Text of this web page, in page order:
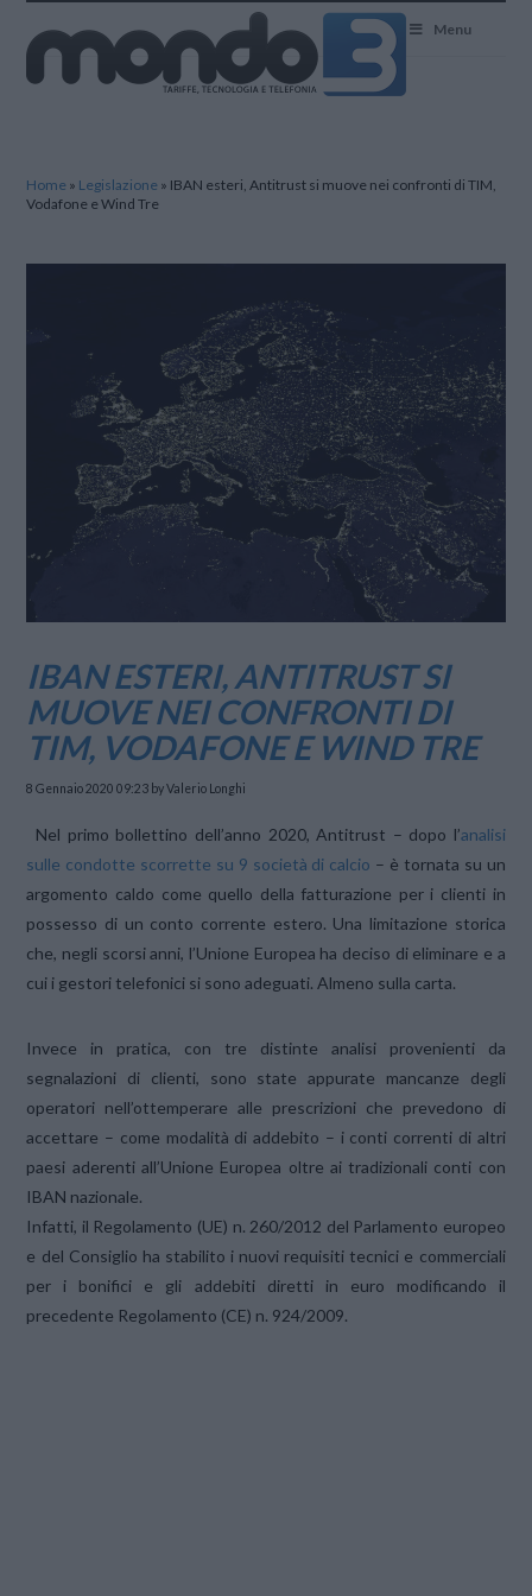
Menu
Home » Legislazione » IBAN esteri, Antitrust si muove nei confronti di TIM,
Vodafone e Wind Tre
IBAN ESTERI, ANTITRUST SI
MUOVE NEI CONFRONTI DI
TIM, VODAFONE E WIND TRE
8 Gennaio 2020 09:23 by Valerio Longhi
Nel primo bollettino dell’anno 2020, Antitrust – dopo l’analisi
sulle condotte scorrette su 9 società di calcio – è tornata su un
argomento caldo come quello della fatturazione per i clienti in
possesso di un conto corrente estero. Una limitazione storica
che, negli scorsi anni, l’Unione Europea ha deciso di eliminare e a
cui i gestori telefonici si sono adeguati. Almeno sulla carta.
Invece in pratica, con tre distinte analisi provenienti da
segnalazioni di clienti, sono state appurate mancanze degli
operatori nell’ottemperare alle prescrizioni che prevedono di
accettare – come modalità di addebito – i conti correnti di altri
paesi aderenti all’Unione Europea oltre ai tradizionali conti con
IBAN nazionale.
Infatti, il Regolamento (UE) n. 260/2012 del Parlamento europeo
e del Consiglio ha stabilito i nuovi requisiti tecnici e commerciali
per i bonifici e gli addebiti diretti in euro modificando il
precedente Regolamento (CE) n. 924/2009.